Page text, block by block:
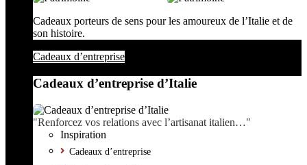
Cadeaux porteurs de sens pour les amoureux de l’Italie et de
son histoire.
Cadeaux d’entreprise
Cadeaux d’entreprise d’Italie
"Renforcez vos relations avec l’artisanat italien…"
Inspiration
Cadeaux d’entreprise